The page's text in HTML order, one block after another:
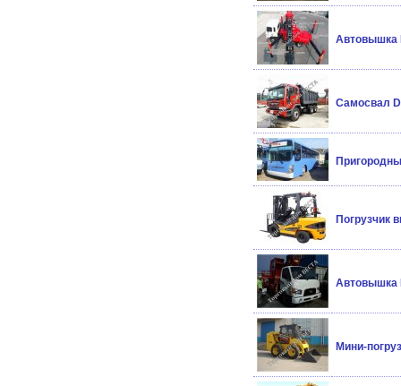
Автовышка
Самосвал
Погрузчик
Автовышка
Мини-